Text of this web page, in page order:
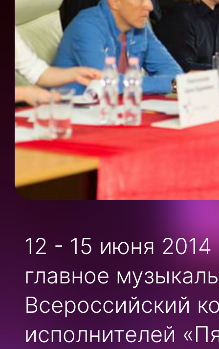
12 - 15 июня
главное
Всероссийский
исполнителей